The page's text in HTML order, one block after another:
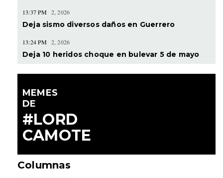
13:37 PM 2, 2026
Deja sismo diversos daños en Guerrero
13:24 PM 2, 2026
Deja 10 heridos choque en bulevar 5 de mayo
MEMES
DE
#LORD
CAMOTE
Columnas